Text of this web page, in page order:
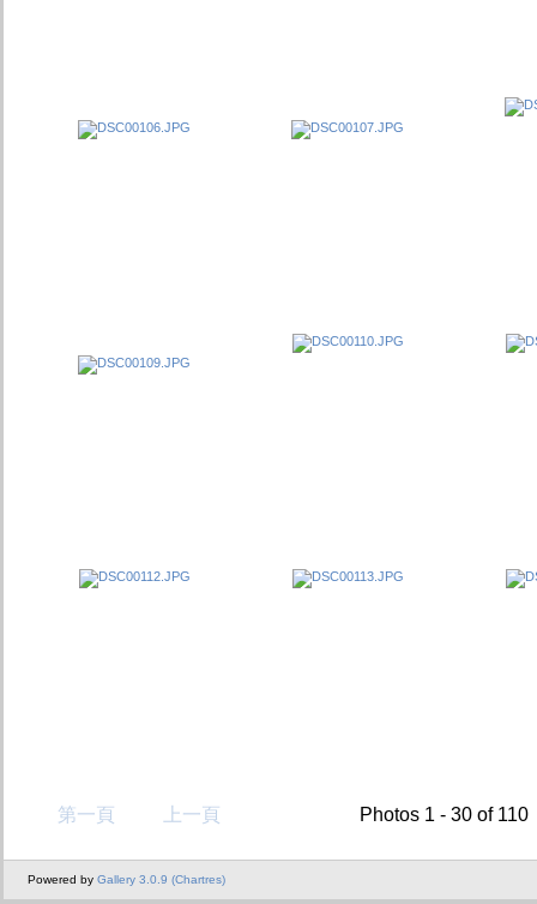
第一頁 上一頁 Photos 1 - 30 of 110
Powered by Gallery 3.0.9 (Chartres)